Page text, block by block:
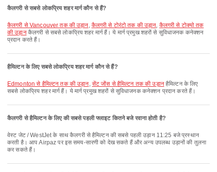
कैलगरी से सबसे लोकप्रिय शहर मार्ग कौन से हैं?
कैलगरी से Vancouver तक की उड़ान, कैलगरी से टोरंटो तक की उड़ान, कैलगरी से टोक्यो तक
की उड़ानकैलगरी से सबसे लोकप्रिय शहर मार्ग हैं। ये मार्ग प्रमुख शहरों से सुविधाजनक कनेक्शन
प्रदान करते हैं।
हैमिल्टन के लिए सबसे लोकप्रिय शहर मार्ग कौन से हैं?
Edmonton से हैमिल्टन तक की उड़ान, सेंट जोंस से हैमिल्टन तक की उड़ानहैमिल्टन के लिए
सबसे लोकप्रिय शहर मार्ग हैं। ये मार्ग प्रमुख शहरों से सुविधाजनक कनेक्शन प्रदान करते हैं।
कैलगरी से हैमिल्टन के लिए की सबसे पहली फ्लाइट कितने बजे रवाना होती है?
वेस्ट जेट / WestJet के साथ कैलगरी से हैमिल्टन की सबसे पहली उड़ान 11:25 बजे प्रस्थान
करती है। आप Airpaz पर इस समय-सारणी को देख सकते हैं और अन्य उपलब्ध उड़ानों की तुलना
कर सकते हैं।